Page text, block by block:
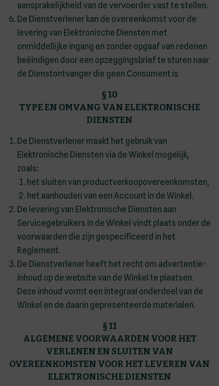
aansprakelijkheid van de vervoerder vast te stellen.
De Dienstverlener kan de overeenkomst voor de
levering van Elektronische Diensten met
onmiddellijke ingang en zonder opgaaf van redenen
beëindigen door een opzeggingsbrief te sturen naar
de Dienstontvanger die geen Consument is
§ 10
TYPE EN OMVANG VAN ELEKTRONISCHE
DIENSTEN
De Dienstverlener maakt het gebruik van
Elektronische Diensten via de Winkel mogelijk,
zoals:
het sluiten van productverkoopovereenkomsten,
het aanhouden van een Account in de Winkel.
De levering van Elektronische Diensten aan
Servicegebruikers in de Winkel vindt plaats onder de
voorwaarden die zijn gespecificeerd in het
Reglement.
De Dienstverlener heeft het recht om advertentie-
inhoud op de website van de Winkel te plaatsen.
Deze inhoud vormt een integraal onderdeel van de
Winkel en de daarin gepresenteerde materialen.
§ 11
ALGEMENE VOORWAARDEN VOOR HET
VERLENEN EN SLUITEN VAN
OVEREENKOMSTEN VOOR HET LEVEREN VAN
ELEKTRONISCHE DIENSTEN